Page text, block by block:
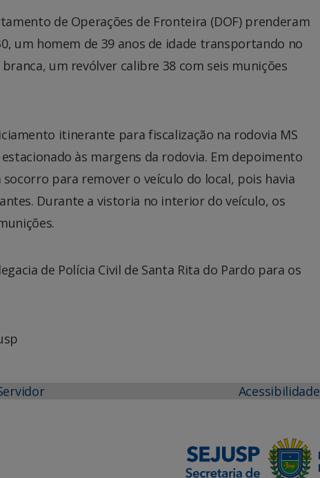
de Operações de Fronteira (DOF) prenderam
um homem de 39 anos de idade transportando no
um revólver calibre 38 com seis munições
itinerante para fiscalização na rodovia MS
às margens da rodovia. Em depoimento
para remover o veículo do local, pois havia
Durante a vistoria no interior do veículo, os
de Polícia Civil de Santa Rita do Pardo para os
Acessibilidade